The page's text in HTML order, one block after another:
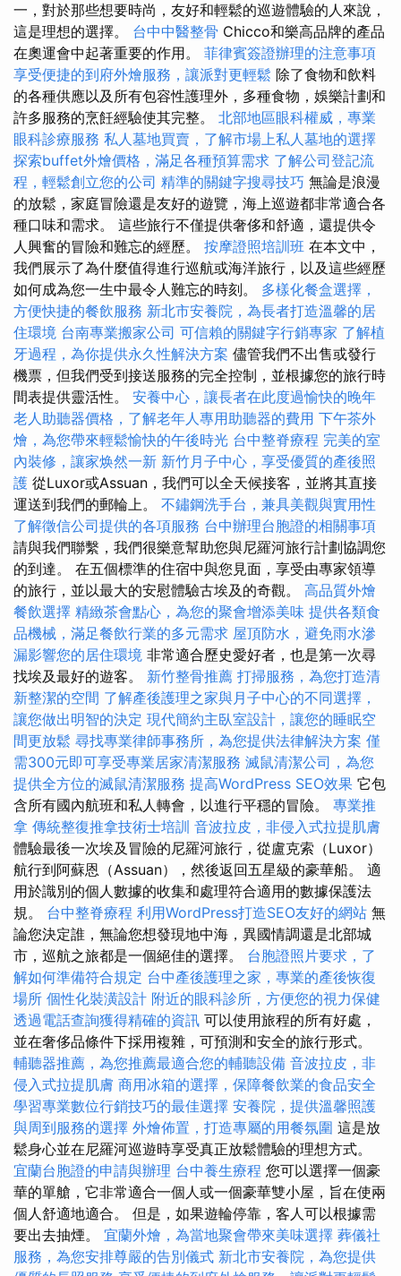
一，對於那些想要時尚，友好和輕鬆的巡遊體驗的人來說，
這是理想的選擇。 台中中醫整骨 Chicco和樂高品牌的產品
在奧運會中起著重要的作用。 菲律賓簽證辦理的注意事項
享受便捷的到府外燴服務，讓派對更輕鬆 除了食物和飲料
的各種供應以及所有包容性護理外，多種食物，娛樂計劃和
許多服務的烹飪經驗使其完整。 北部地區眼科權威，專業
眼科診療服務 私人墓地買賣，了解市場上私人墓地的選擇
探索buffet外燴價格，滿足各種預算需求 了解公司登記流
程，輕鬆創立您的公司 精準的關鍵字搜尋技巧 無論是浪漫
的放鬆，家庭冒險還是友好的遊覽，海上巡遊都非常適合各
種口味和需求。 這些旅行不僅提供奢侈和舒適，還提供令
人興奮的冒險和難忘的經歷。 按摩證照培訓班 在本文中，
我們展示了為什麼值得進行巡航或海洋旅行，以及這些經歷
如何成為您一生中最令人難忘的時刻。 多樣化餐盒選擇，
方便快捷的餐飲服務 新北市安養院，為長者打造溫馨的居
住環境 台南專業搬家公司 可信賴的關鍵字行銷專家 了解植
牙過程，為你提供永久性解決方案 儘管我們不出售或發行
機票，但我們受到接送服務的完全控制，並根據您的旅行時
間表提供靈活性。 安養中心，讓長者在此度過愉快的晚年
老人助聽器價格，了解老年人專用助聽器的費用 下午茶外
燴，為您帶來輕鬆愉快的午後時光 台中整脊療程 完美的室
內裝修，讓家焕然一新 新竹月子中心，享受優質的產後照
護 從Luxor或Assuan，我們可以全天候接客，並將其直接
運送到我們的郵輪上。 不鏽鋼洗手台，兼具美觀與實用性
了解徵信公司提供的各項服務 台中辦理台胞證的相關事項
請與我們聯繫，我們很樂意幫助您與尼羅河旅行計劃協調您
的到達。 在五個標準的住宿中與您見面，享受由專家領導
的旅行，並以最大的安慰體驗古埃及的奇觀。 高品質外燴
餐飲選擇 精緻茶會點心，為您的聚會增添美味 提供各類食
品機械，滿足餐飲行業的多元需求 屋頂防水，避免雨水滲
漏影響您的居住環境 非常適合歷史愛好者，也是第一次尋
找埃及最好的遊客。 新竹整骨推薦 打掃服務，為您打造清
新整潔的空間 了解產後護理之家與月子中心的不同選擇，
讓您做出明智的決定 現代簡約主臥室設計，讓您的睡眠空
間更放鬆 尋找專業律師事務所，為您提供法律解決方案 僅
需300元即可享受專業居家清潔服務 滅鼠清潔公司，為您
提供全方位的滅鼠清潔服務 提高WordPress SEO效果 它包
含所有國內航班和私人轉會，以進行平穩的冒險。 專業推
拿 傳統整復推拿技術士培訓 音波拉皮，非侵入式拉提肌膚
體驗最後一次埃及冒險的尼羅河旅行，從盧克索（Luxor）
航行到阿蘇恩（Assuan），然後返回五星級的豪華船。 適
用於識別的個人數據的收集和處理符合適用的數據保護法
規。 台中整脊療程 利用WordPress打造SEO友好的網站 無
論您決定誰，無論您想發現地中海，異國情調還是北部城
市，巡航之旅都是一個絕佳的選擇。 台胞證照片要求，了
解如何準備符合規定 台中產後護理之家，專業的產後恢復
場所 個性化裝潢設計 附近的眼科診所，方便您的視力保健
透過電話查詢獲得精確的資訊 可以使用旅程的所有好處，
並在奢侈品條件下採用複雜，可預測和安全的旅行形式。
輔聽器推薦，為您推薦最適合您的輔聽設備 音波拉皮，非
侵入式拉提肌膚 商用冰箱的選擇，保障餐飲業的食品安全
學習專業數位行銷技巧的最佳選擇 安養院，提供溫馨照護
與周到服務的選擇 外燴佈置，打造專屬的用餐氛圍 這是放
鬆身心並在尼羅河巡遊時享受真正放鬆體驗的理想方式。
宜蘭台胞證的申請與辦理 台中養生療程 您可以選擇一個豪
華的單艙，它非常適合一個人或一個豪華雙小屋，旨在使兩
個人舒適地適合。 但是，如果遊輪停靠，客人可以根據需
要出去抽煙。 宜蘭外燴，為當地聚會帶來美味選擇 葬儀社
服務，為您安排尊嚴的告別儀式 新北市安養院，為您提供